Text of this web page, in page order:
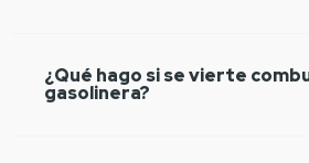
¿Qué hago si se vierte
gasolinera?